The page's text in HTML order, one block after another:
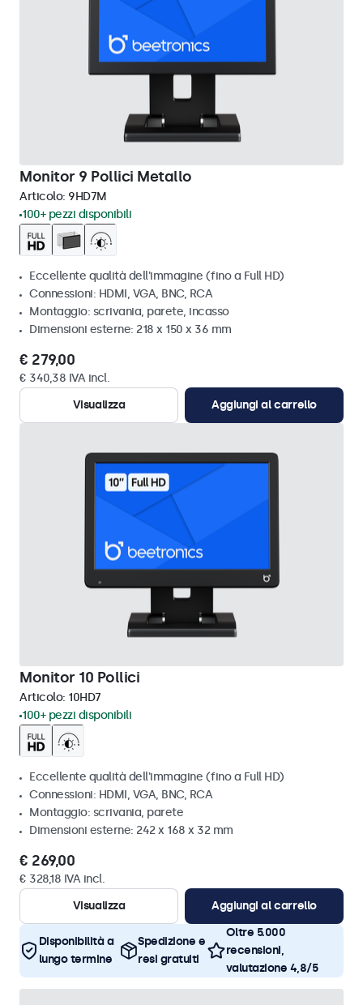
Monitor 9 Pollici Metallo
Articolo: 9HD7M
100+ pezzi disponibili
Eccellente qualità dell'immagine (fino a Full HD)
Connessioni: HDMI, VGA, BNC, RCA
Montaggio: scrivania, parete, incasso
Dimensioni esterne: 218 x 150 x 36 mm
€ 279,00
€ 340,38 IVA incl.
Visualizza
Aggiungi al carrello
Monitor 10 Pollici
Articolo: 10HD7
100+ pezzi disponibili
Eccellente qualità dell'immagine (fino a Full HD)
Connessioni: HDMI, VGA, BNC, RCA
Montaggio: scrivania, parete
Dimensioni esterne: 242 x 168 x 32 mm
€ 269,00
€ 328,18 IVA incl.
Visualizza
Aggiungi al carrello
Disponibilità a
lungo termine
Spedizione e
resi gratuiti
Oltre 5.000
recensioni,
valutazione 4,8/5